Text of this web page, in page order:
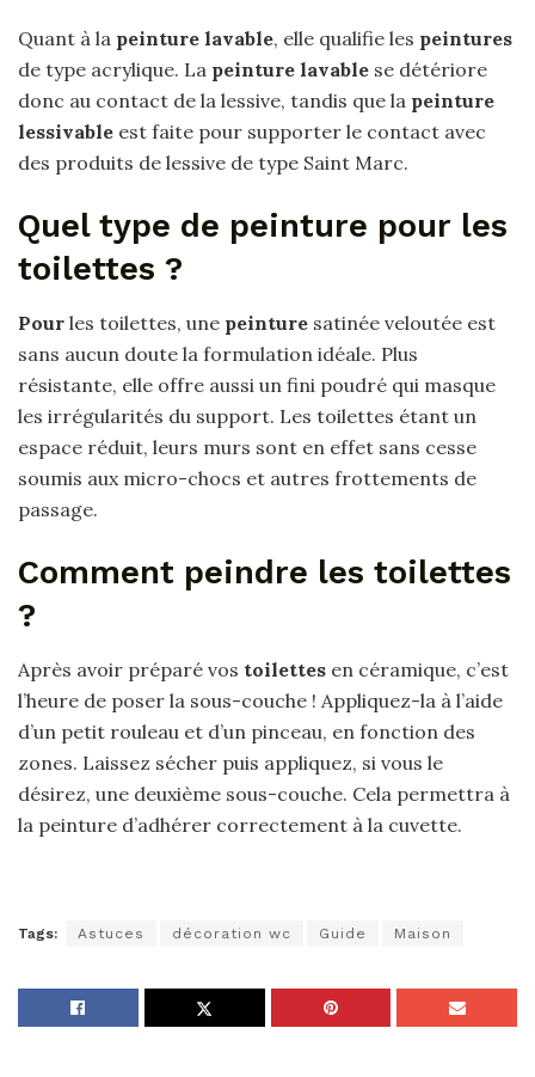
Quant à la peinture lavable, elle qualifie les peintures
de type acrylique. La peinture lavable se détériore
donc au contact de la lessive, tandis que la peinture
lessivable est faite pour supporter le contact avec
des produits de lessive de type Saint Marc.
Quel type de peinture pour les
toilettes ?
Pour les toilettes, une peinture satinée veloutée est
sans aucun doute la formulation idéale. Plus
résistante, elle offre aussi un fini poudré qui masque
les irrégularités du support. Les toilettes étant un
espace réduit, leurs murs sont en effet sans cesse
soumis aux micro-chocs et autres frottements de
passage.
Comment peindre les toilettes
?
Après avoir préparé vos toilettes en céramique, c’est
l’heure de poser la sous-couche ! Appliquez-la à l’aide
d’un petit rouleau et d’un pinceau, en fonction des
zones. Laissez sécher puis appliquez, si vous le
désirez, une deuxième sous-couche. Cela permettra à
la peinture d’adhérer correctement à la cuvette.
Tags: Astuces décoration wc Guide Maison